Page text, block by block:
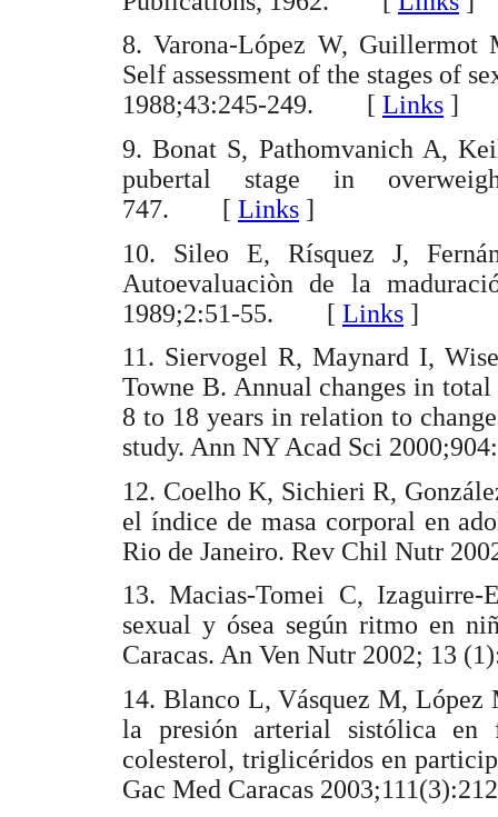
8. Varona-López W, Guillermot
Self assessment of the stages of
1988;43:245-249. [ Links ]
9. Bonat S, Pathomvanich A,
pubertal stage in
747. [ Links ]
10. Sileo E, Rísquez J,
Autoevaluaciòn de la
1989;2:51-55. [ Links ]
11. Siervogel R, Maynard I,
Towne B. Annual changes in
8 to 18 years in relation to
study. Ann NY Acad Sci
12. Coelho K, Sichieri R,
el índice de masa corporal en
Rio de Janeiro. Rev Chil Nutr
13. Macias-Tomei C,
sexual y ósea según ritmo en
Caracas. An Ven Nutr 2002;
14. Blanco L, Vásquez M,
la presión arterial sistólica
colesterol, triglicéridos en
Gac Med Caracas